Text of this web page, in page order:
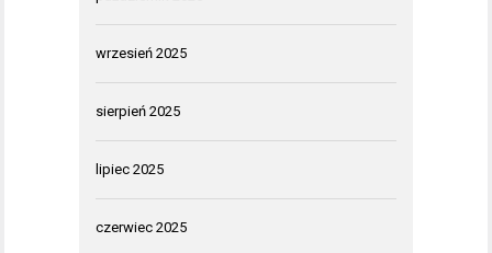
wrzesień 2025
sierpień 2025
lipiec 2025
czerwiec 2025